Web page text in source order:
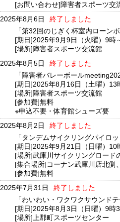
[お問い合わせ]障害者スポーツ
2025年8月6日
終了しました
「第32回のじぎく杯室内ローン
[期日]2025年9月9日（火曜）9時
[場所]障害者スポーツ交流館
2025年8月5日
終了しました
「障害者バレーボール
[期日]2025年8月16日（土曜）13
[場所]障害者スポーツ交流館
[参加費]無料
※申込不要・体育館シューズ要
2025年8月2日
終了しました
「タンデムサイクリングパイロ
[期日]2025年9月21日（日曜）10
[場所]武庫川サイクリングロード
[集合場所]コーナン武庫川店北側
[参加費]無料
2025年7月31日
終了しました
「わいわい・ワクワクサウンド
[期日]2025年8月3日（日曜）9時
[場所]上郡町スポーツセンター